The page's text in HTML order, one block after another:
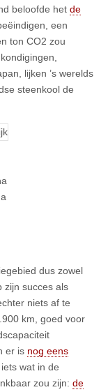
beloofde het de
een
ton CO2 zou
lijken ’s werelds
steenkool de
dus zowel
zijn succes als
niets af te
km, goed voor
er is nog eens
wat in de
zou zijn: de